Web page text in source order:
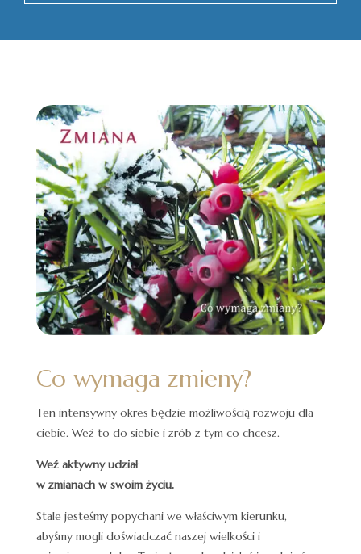
Co wymaga zmieny?
Ten intensywny okres będzie możliwością rozwoju dla
ciebie. Weź to do siebie i zrób z tym co chcesz.
Weź aktywny udział
w zmianach w swoim życiu.
Stale jesteśmy popychani we właściwym kierunku,
abyśmy mogli doświadczać naszej wielkości i